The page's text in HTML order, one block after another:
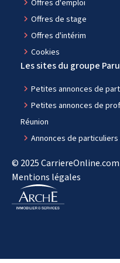
navigate_next Offres d'emploi
navigate_next Offres de stage
navigate_next Offres d'intérim
navigate_next Cookies
Les sites du groupe
navigate_next Petites annonces de
navigate_next Petites annonces de
Réunion
navigate_next Annonces de
© 2025
Mentions légales